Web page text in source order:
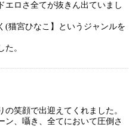
エロさ全てが抜きん出ていまし
(猫宮ひなこ】というジャンルを
。
笑顔で出迎えてくれました。
ン、囁き、全てにおいて圧倒さ